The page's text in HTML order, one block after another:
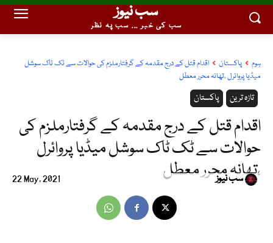
سب نیوز
سب کی خبر ... سب پہ نظر
ہوم پاکستان
اقدام قتل کے درج مقدمہ کے گرفتارملزم کی حوالات سے ٹک ٹاک سوشل
میڈیا پروائرل ،تھانہ محرر معطل
پاکستان تازہ ترین
اقدام قتل کے درج مقدمہ کے گرفتارملزم کی
حوالات سے ٹک ٹاک سوشل میڈیا پروائرل
،تھانہ محرر معطل
22 May, 2021 سب نیوز